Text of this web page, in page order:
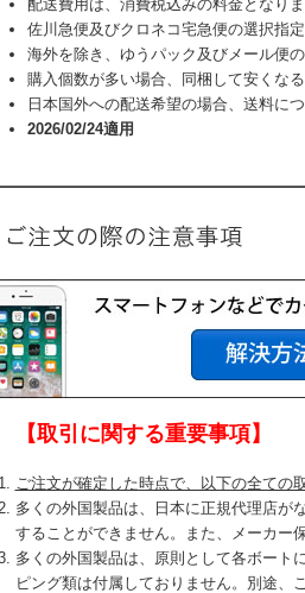
配送費用は、消費税込みの料金となり
佐川急便及びクロネコ宅急便の選択指
海外を除き、ゆうパック及びメール便
購入個数が多い場合、同梱して安くな
日本国外への配送希望の場合、送料に
2026/02/24適用
【取引に関する重要事項】
ご注文が確定した時点で、以下の全ての
多くの外国製品は、日本に正規代理店が
することができません。また、メーカー
多くの外国製品は、原則として各ボート
ピング類は付属しておりません。別途、